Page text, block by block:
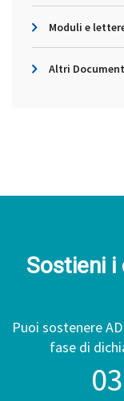
Moduli e
Altri
Sostieni
Puoi sostenere
fase di